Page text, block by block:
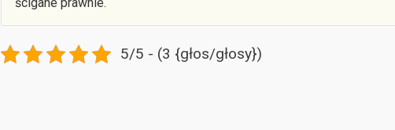
5/5 - (3 {głos/głosy})